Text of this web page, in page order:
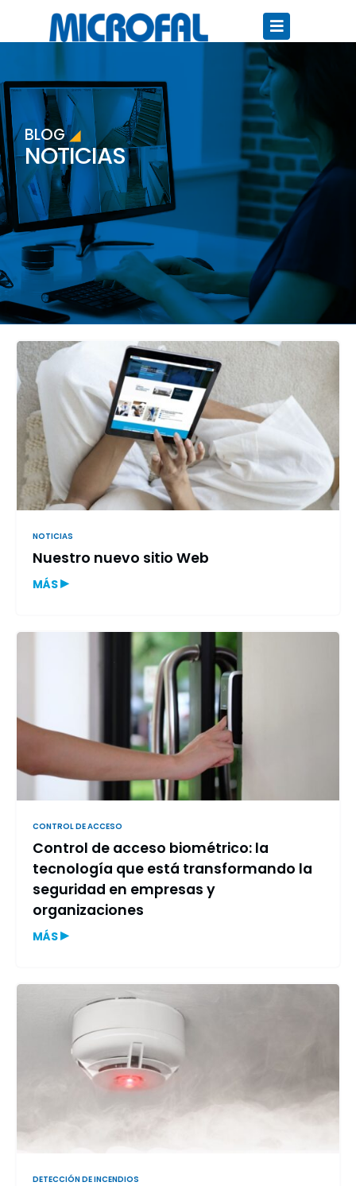
BLOG◢
NOTICIAS
NOTICIAS
Nuestro nuevo sitio Web
MÁS▸
CONTROL DE ACCESO
Control de acceso biométrico: la
tecnología que está transformando la
seguridad en empresas y
organizaciones
MÁS▸
DETECCIÓN DE INCENDIOS